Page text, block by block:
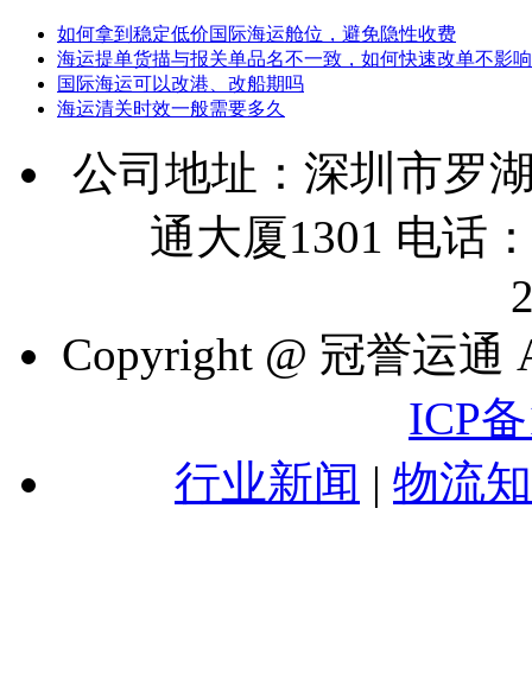
如何拿到稳定低价国际海运舱位，避免隐性收费
海运提单货描与报关单品名不一致，如何快速改单不影响
国际海运可以改港、改船期吗
海运清关时效一般需要多久
公司地址：深圳市罗
通大厦1301 电话
Copyright @ 冠誉运通
ICP
行业新闻 | 物流